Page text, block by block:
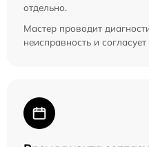
отдельно.
Мастер проводит
неисправность и